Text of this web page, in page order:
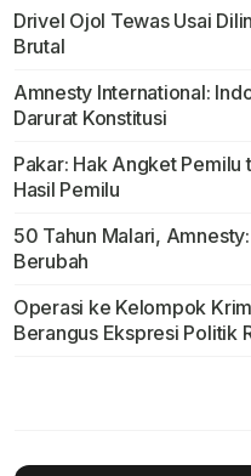
Drivel Ojol Tewas Usai
Brutal
Amnesty International:
Darurat Konstitusi
Pakar: Hak Angket Pemilu
Hasil Pemilu
50 Tahun Malari,
Berubah
Operasi ke Kelompok
Berangus Ekspresi Politik